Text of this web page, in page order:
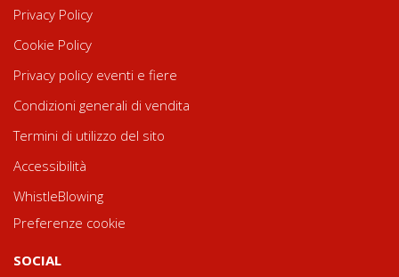
Privacy Policy
Cookie Policy
Privacy policy eventi e fiere
Condizioni generali di vendita
Termini di utilizzo del sito
Accessibilità
WhistleBlowing
Preferenze cookie
SOCIAL